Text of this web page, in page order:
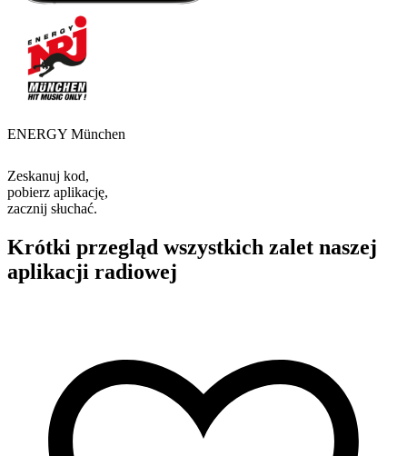
ENERGY München
Zeskanuj kod,
pobierz aplikację,
zacznij słuchać.
Krótki przegląd wszystkich zalet naszej
aplikacji radiowej